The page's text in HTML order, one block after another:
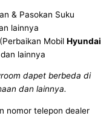
& Pasokan Suku
lainnya
(Perbaikan MobilHyundai
lainnya
dapet berbeda di
dan lainnya.
nomor telepon dealer